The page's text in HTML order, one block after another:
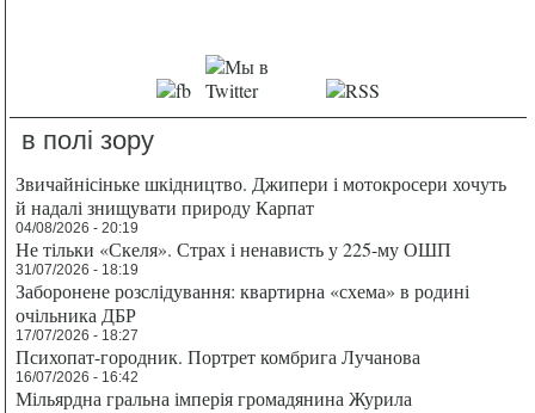
в полі зору
Звичайнісіньке шкідництво. Джипери і мотокросери хочуть
й надалі знищувати природу Карпат
04/08/2026 - 20:19
Не тільки «Скеля». Страх і ненависть у 225-му ОШП
31/07/2026 - 18:19
Заборонене розслідування: квартирна «схема» в родині
очільника ДБР
17/07/2026 - 18:27
Психопат-городник. Портрет комбрига Лучанова
16/07/2026 - 16:42
Мільярдна гральна імперія громадянина Журила